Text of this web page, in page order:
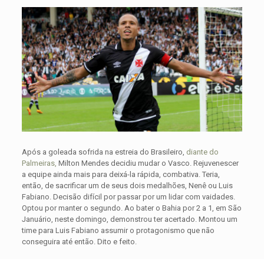
Após a goleada sofrida na estreia do Brasileiro, diante do
Palmeiras, Milton Mendes decidiu mudar o Vasco. Rejuvenescer
a equipe ainda mais para deixá-la rápida, combativa. Teria,
então, de sacrificar um de seus dois medalhões, Nenê ou Luis
Fabiano. Decisão difícil por passar por um lidar com vaidades.
Optou por manter o segundo. Ao bater o Bahia por 2 a 1, em São
Januário, neste domingo, demonstrou ter acertado. Montou um
time para Luis Fabiano assumir o protagonismo que não
conseguira até então. Dito e feito.